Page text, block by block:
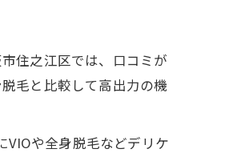
住之江区では、口コミが
毛と比較して高出力の機
VIOや全身脱毛などデリケ